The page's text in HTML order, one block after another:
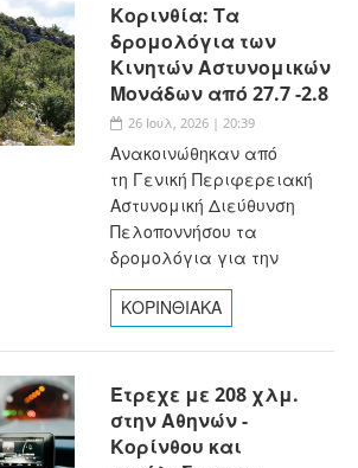
Κορινθία: Τα
δρομολόγια των
Κινητών Αστυνομικών
Μονάδων από 27.7 -2.8
26 Ιουλ, 2026 | 20:39
Ανακοινώθηκαν από
τη Γενική Περιφερειακή
Αστυνομική Διεύθυνση
Πελοποννήσου τα
δρομολόγια για την
ΚΟΡΙΝΘΙΑΚΑ
Έτρεχε με 208 χλμ.
στην Αθηνών -
Κορίνθου και